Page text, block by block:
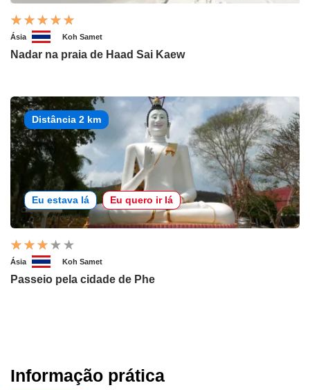
Ásia Koh Samet
Nadar na praia de Haad Sai Kaew
Distância 2 km
Eu estava lá Eu quero ir lá
Ásia Koh Samet
Passeio pela cidade de Phe
Informação prática